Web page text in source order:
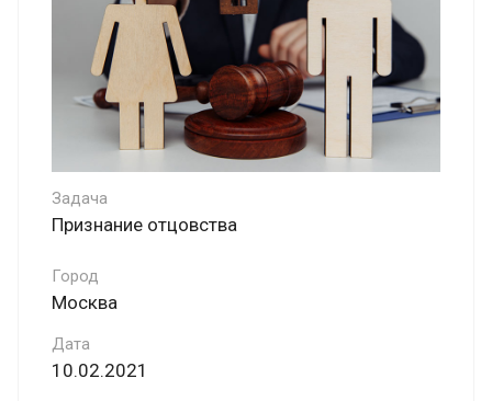
Задача
Признание отцовства
Город
Москва
Дата
10.02.2021